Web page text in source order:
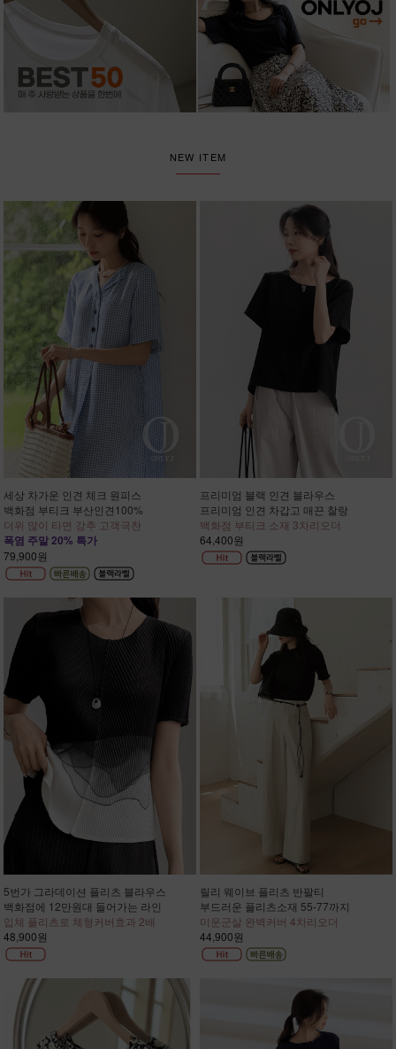
NEW ITEM
세상 차가운 인견 체크 원피스
백화점 부티크 부산인견100%
더위 많이 타면 강추 고객극찬
폭염 주말 20% 특가
79,900원
프리미엄 블랙 인견 블라우스
프리미엄 인견 차갑고 매끈 찰랑
백화점 부티크 소재 3차리오더
64,400원
5번가 그라데이션 플리츠 블라우스
백화점에 12만원대 들어가는 라인
입체 플리츠로 체형커버효과 2배
48,900원
릴리 웨이브 플리츠 반팔티
부드러운 플리츠소재 55-77까지
미운군살 완벽커버 4차리오더
44,900원